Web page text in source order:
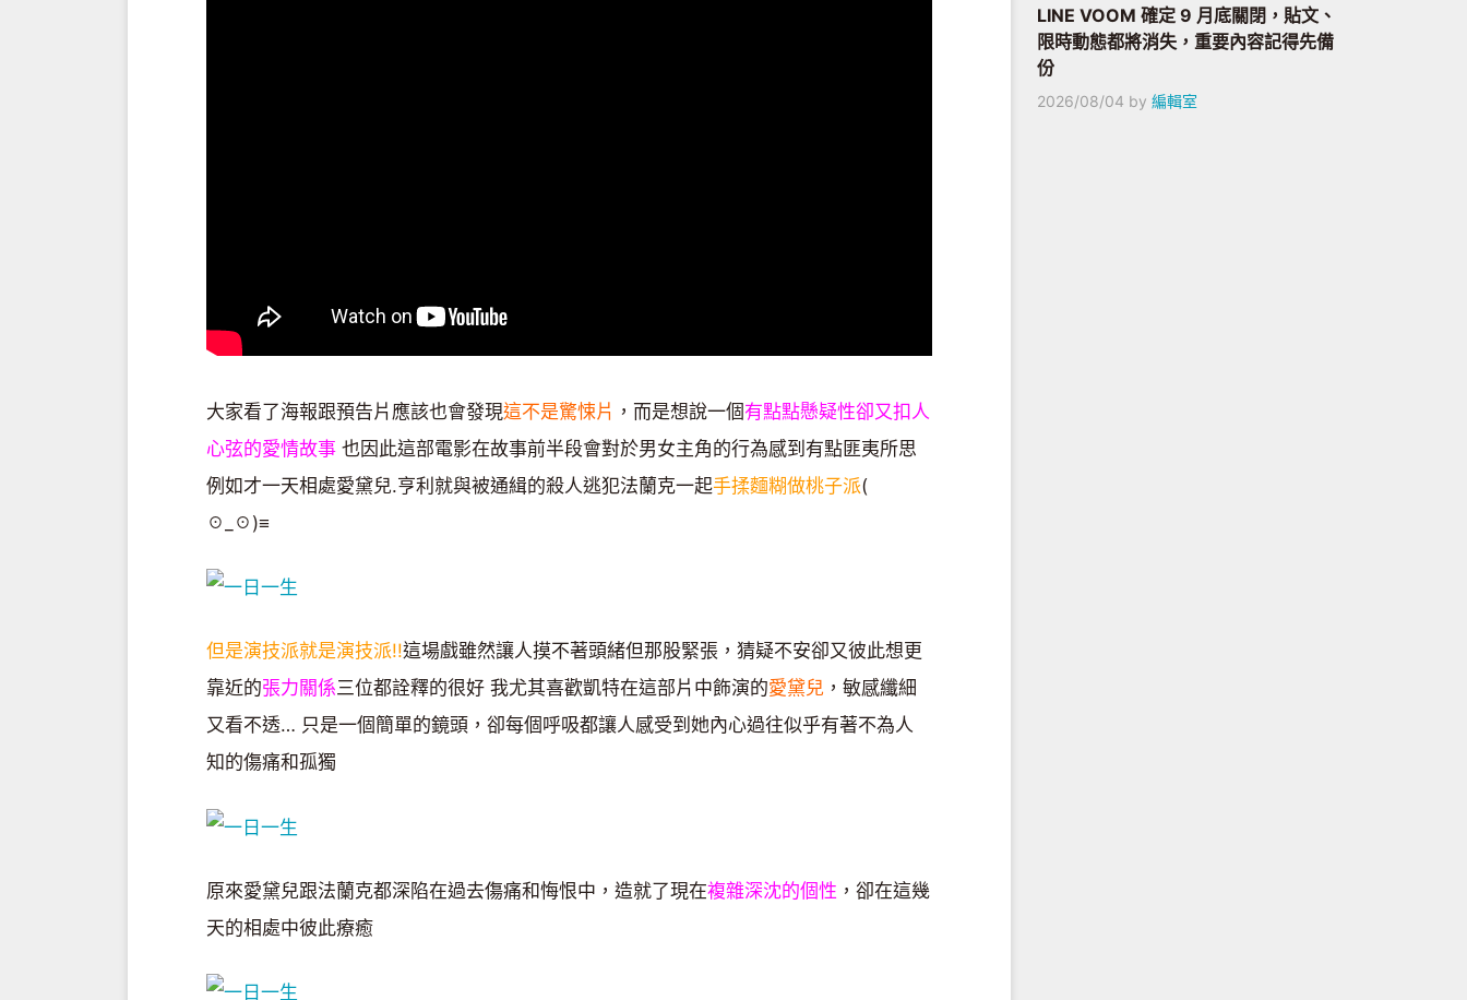
大家看了海報跟預告片應該也會發現這不是驚悚片 ，而是想說一個有點點懸疑性卻又扣人
心弦的愛情故事 也因此這部電影在故事前半段會對於男女主角的行為感到有點匪夷所思
例如才一天相處愛黛兒.亨利就與被通緝的殺人逃犯法蘭克一起手揉麵糊做桃子派(
☉_☉)≡
但是演技派就是演技派!!這場戲雖然讓人摸不著頭緒但那股緊張，猜疑不安卻又彼此想更
靠近的張力關係三位都詮釋的很好 我尤其喜歡凱特在這部片中飾演的愛黛兒 ，敏感纖細
又看不透… 只是一個簡單的鏡頭，卻每個呼吸都讓人感受到她內心過往似乎有著不為人
知的傷痛和孤獨
原來愛黛兒跟法蘭克都深陷在過去傷痛和悔恨中，造就了現在複雜深沈的個性 ，卻在這幾
天的相處中彼此療癒
LINE VOOM 確定 9 月底關閉，貼文、
限時動態都將消失，重要內容記得先備
份
2026/08/04 by 編輯室